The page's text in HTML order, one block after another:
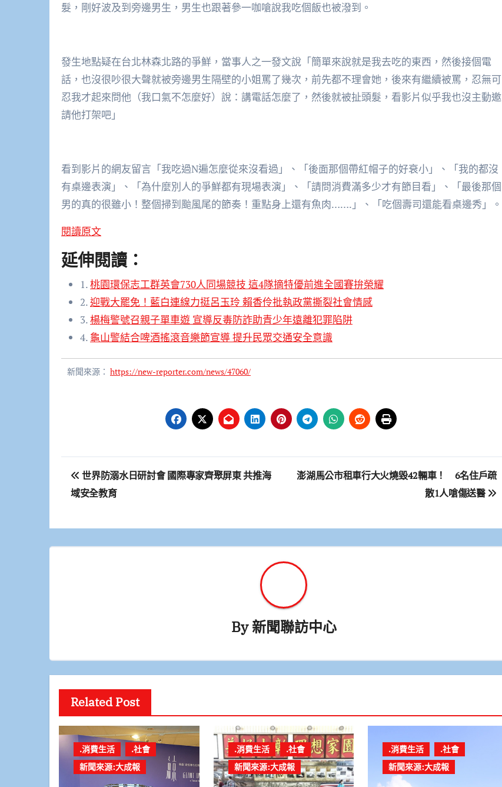
髮，剛好波及到旁邊男生，男生也跟著參一咖嗆說我吃個飯也被潑到。
發生地點疑在台北林森北路的爭鮮，當事人之一發文說「簡單來說就是我去吃的東西，然後接個電
話，也沒很吵很大聲就被旁邊男生隔壁的小姐罵了幾次，前先都不理會她，後來有繼續被罵，忍無可
忍我才起來問他（我口氣不怎麼好）說：講電話怎麼了，然後就被扯頭髮，看影片似乎我也沒主動邀
請他打架吧」
看到影片的網友留言「我吃過N遍怎麼從來沒看過」、「後面那個帶紅帽子的好衰小」、「我的都沒
有桌邊表演」、「為什麼別人的爭鮮都有現場表演」、「請問消費滿多少才有節目看」、「最後那個
男的真的很雖小！整個掃到颱風尾的節奏！重點身上還有魚肉…….」、「吃個壽司還能看桌邊秀」。
閱讀原文
延伸閱讀：
1.桃園環保志工群英會730人同場競技 這4隊摘特優前進全國賽拚榮耀
2.迎戰大罷免！藍白連線力挺呂玉玲 賴香伶批執政黨撕裂社會情感
3.楊梅警號召親子單車遊 宣導反毒防詐助青少年遠離犯罪陷阱
4. 龜山警結合啤酒搖滾音樂節宣導 提升民眾交通安全意識
新聞來源： https://new-reporter.com/news/47060/
文
章
覽
世界防溺水日研討會 國際專家齊聚屏東 共推海
域安全教育
澎湖馬公市租車行大火燒毀42輛車！ 6名住戶疏
散1人嗆傷送醫
By新聞聯訪中心
Related Post
.消費生活
.社會
新聞來源:大成報
.消費生活
.社會
新聞來源:大成報
.消費生活
.社會
新聞來源:大成報